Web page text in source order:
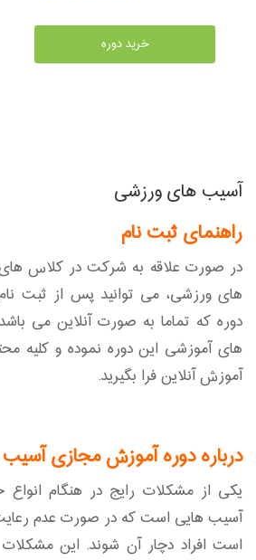
خرید دوره
آسیب های ورزشی
راهنمای ثبت نام
در صورت علاقه به شرکت در کلاس
های ورزشی، می توانید پس از ثبت
دوره که تماما به صورت آنلاین می
های آموزشی این دوره نموده و کلیه
آموزش آنلاین فرا بگیرید.
درباره دوره آموزش مجازی
یکی از مشکلات رایج در هنگام انواع
آسیب هایی است که در صورت عدم
است افراد دچار آن شوند. این